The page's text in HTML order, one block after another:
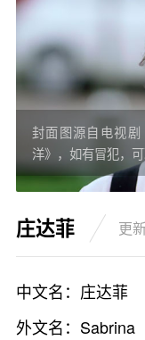
封面图源自电视
洋》，如有冒犯，
庄达菲 更
中文名：庄达菲
外文名：Sabrina